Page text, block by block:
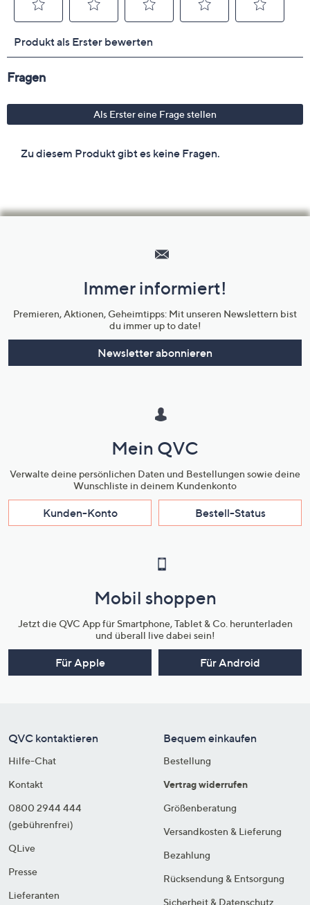
Unternehmensinformationen
Immer informiert!
Premieren, Aktionen, Geheimtipps: Mit unseren Newslettern bist
du immer up to date!
Newsletter abonnieren
Mein QVC
Verwalte deine persönlichen Daten und Bestellungen sowie deine
Wunschliste in deinem Kundenkonto
Kunden-Konto Bestell-Status
Mobil shoppen
Jetzt die QVC App für Smartphone, Tablet & Co. herunterladen
und überall live dabei sein!
Für Apple Für Android
QVC kontaktieren
Hilfe-Chat
Kontakt
0800 2944 444
(gebührenfrei)
QLive
Presse
Lieferanten
Bequem einkaufen
Bestellung
Vertrag widerrufen
Größenberatung
Versandkosten & Lieferung
Bezahlung
Rücksendung & Entsorgung
Sicherheit & Datenschutz